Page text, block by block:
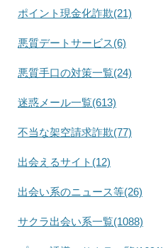
ポイント現金化詐欺(21)
悪質デートサービス(6)
悪質手口の対策一覧(24)
迷惑メール一覧(613)
不当な架空請求詐欺(77)
出会えるサイト(12)
出会い系のニュース等(26)
サクラ出会い系一覧(1088)